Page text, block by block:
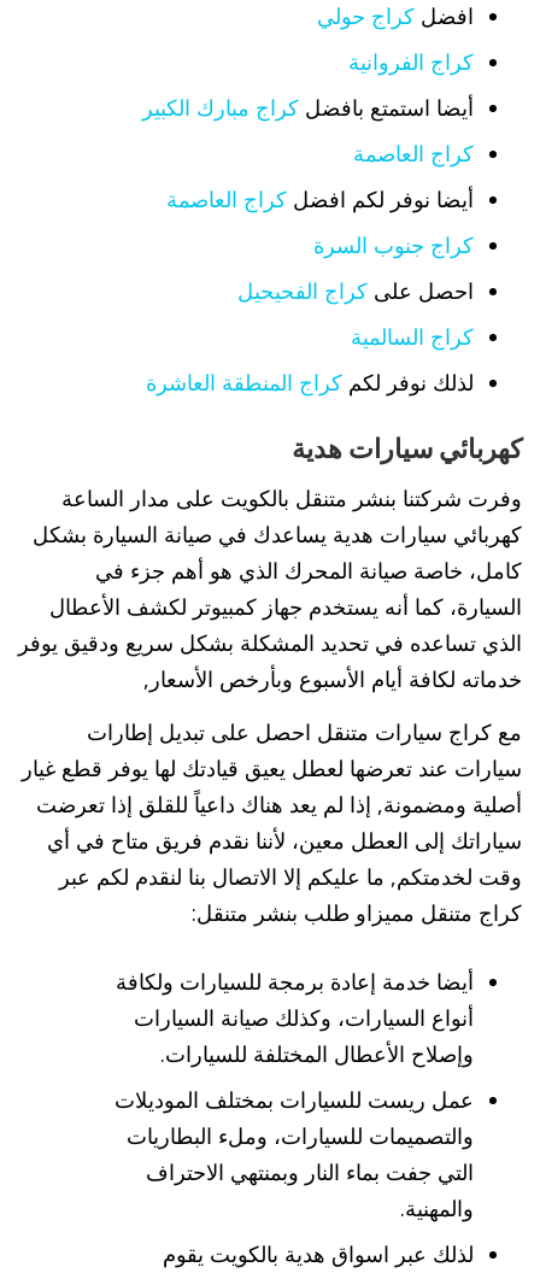
افضل كراج حولي
كراج الفروانية
أيضا استمتع بافضل كراج مبارك الكبير
كراج العاصمة
أيضا نوفر لكم افضل كراج العاصمة
كراج جنوب السرة
احصل على كراج الفحيحيل
كراج السالمية
لذلك نوفر لكم كراج المنطقة العاشرة
كهربائي سيارات هدية
وفرت شركتنا بنشر متنقل بالكويت على مدار الساعة
كهربائي سيارات هدية يساعدك في صيانة السيارة بشكل
كامل، خاصة صيانة المحرك الذي هو أهم جزء في
السيارة، كما أنه يستخدم جهاز كمبيوتر لكشف الأعطال
الذي تساعده في تحديد المشكلة بشكل سريع ودقيق يوفر
خدماته لكافة أيام الأسبوع وبأرخص الأسعار,
مع كراج سيارات متنقل احصل على تبديل إطارات
سيارات عند تعرضها لعطل يعيق قيادتك لها يوفر قطع غيار
أصلية ومضمونة, إذا لم يعد هناك داعياً للقلق إذا تعرضت
سياراتك إلى العطل معين، لأننا نقدم فريق متاح في أي
وقت لخدمتكم, ما عليكم إلا الاتصال بنا لنقدم لكم عبر
كراج متنقل مميزاو طلب بنشر متنقل:
أيضا خدمة إعادة برمجة للسيارات ولكافة
أنواع السيارات، وكذلك صيانة السيارات
وإصلاح الأعطال المختلفة للسيارات.
عمل ريست للسيارات بمختلف الموديلات
والتصميمات للسيارات، وملء البطاريات
التي جفت بماء النار وبمنتهي الاحتراف
والمهنية.
لذلك عبر اسواق هدية بالكويت يقوم